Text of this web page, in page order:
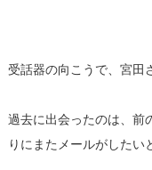
受話器の向こうで、宮田
過去に出会ったのは、前
りにまたメールがしたい